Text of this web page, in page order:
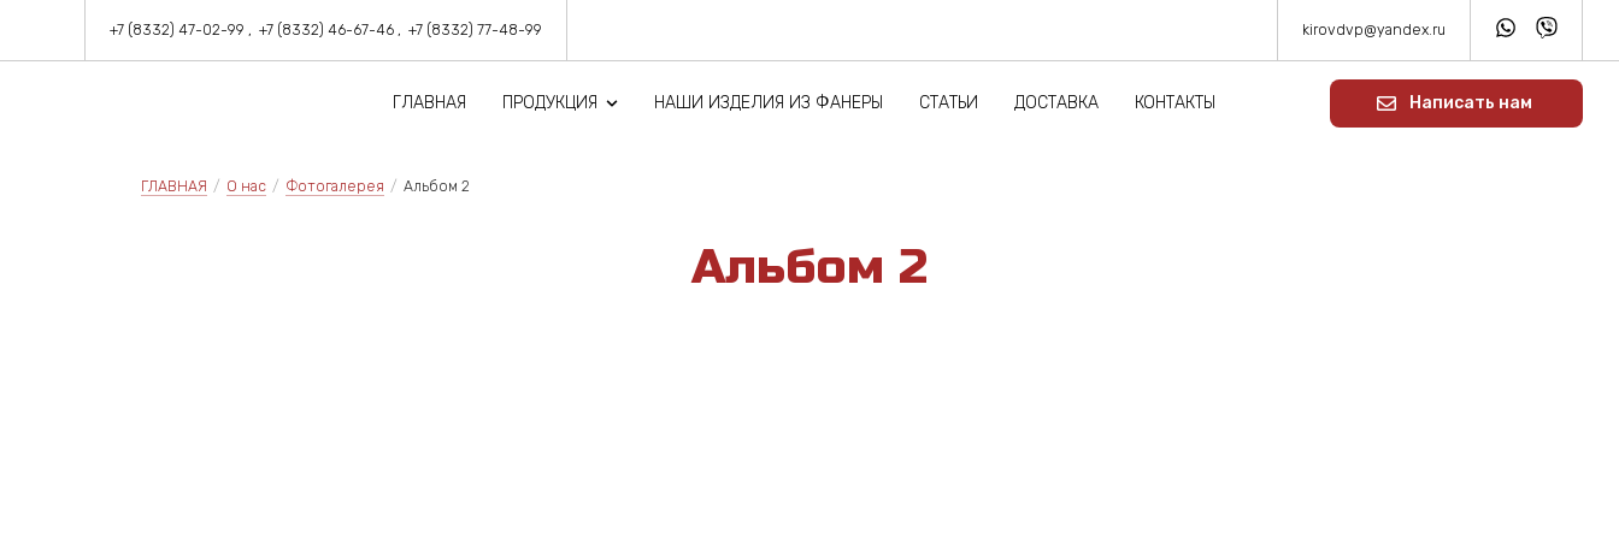
+7 (8332) 47-02-99 +7 (8332) 46-67-46 +7 (8332) 77-48-99 kirovdvp@yandex.ru
ГЛАВНАЯ ПРОДУКЦИЯ НАШИ ИЗДЕЛИЯ ИЗ ФАНЕРЫ СТАТЬИ ДОСТАВКА КОНТАКТЫ Написать нам
ГЛАВНАЯ / О нас / Фотогалерея / Альбом 2
Аль­бом 2